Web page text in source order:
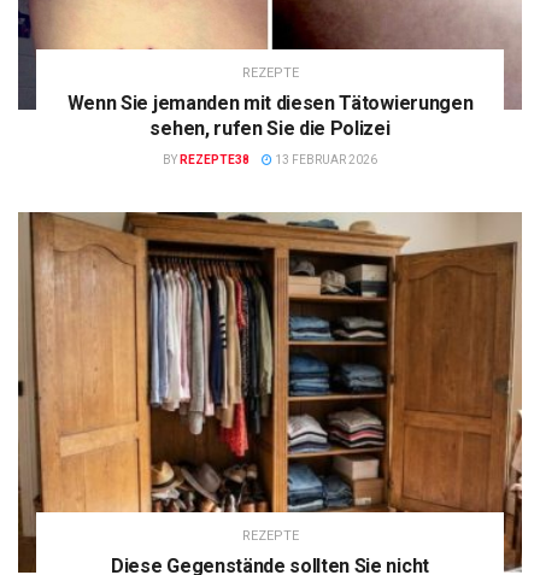
REZEPTE
Wenn Sie jemanden mit diesen Tätowierungen
sehen, rufen Sie die Polizei
BY REZEPTE38 13 FEBRUAR 2026
REZEPTE
Diese Gegenstände sollten Sie nicht